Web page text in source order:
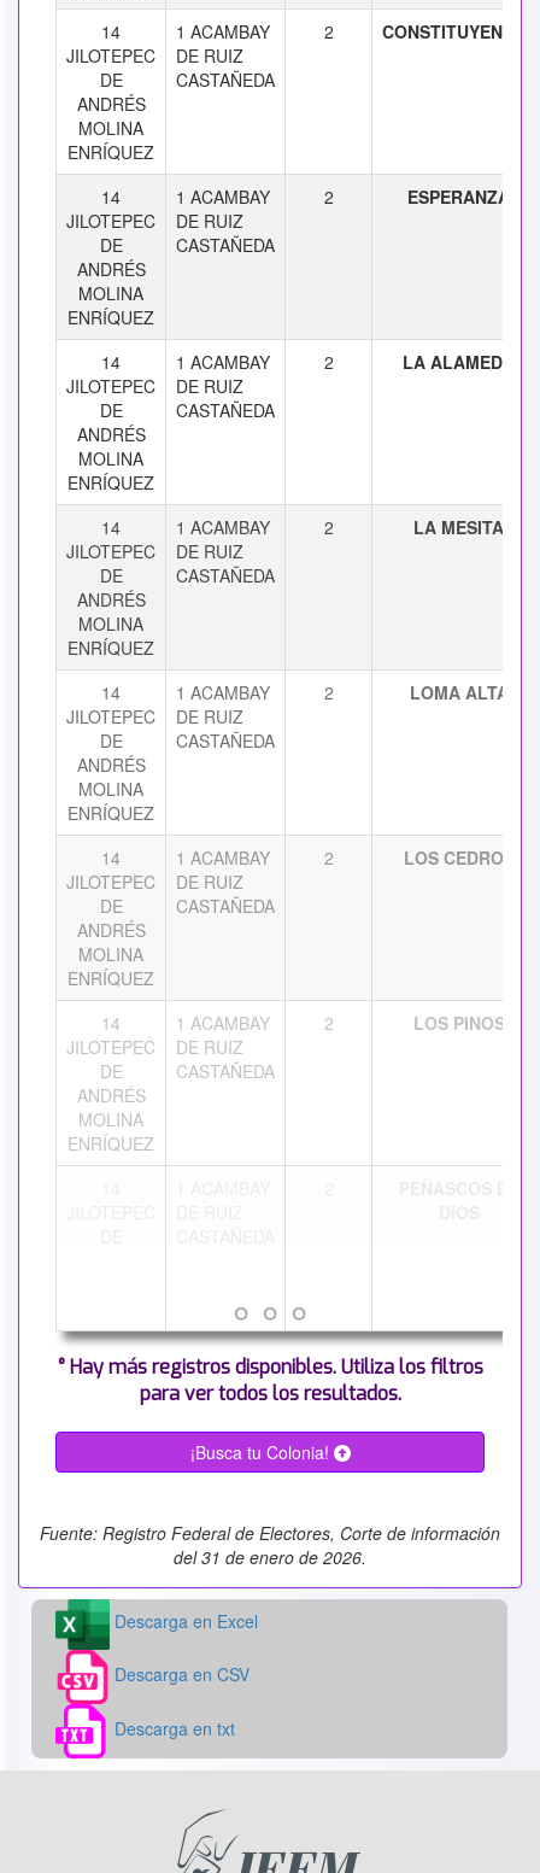
14
JILOTEPEC
DE
ANDRÉS
MOLINA
ENRÍQUEZ
1 ACAMBAY
DE RUIZ
CASTAÑEDA
2 CONSTITUYENTES
14
JILOTEPEC
DE
ANDRÉS
MOLINA
ENRÍQUEZ
1 ACAMBAY
DE RUIZ
CASTAÑEDA
2 ESPERANZA
14
JILOTEPEC
DE
ANDRÉS
MOLINA
ENRÍQUEZ
1 ACAMBAY
DE RUIZ
CASTAÑEDA
2 LA ALAMEDA
14
JILOTEPEC
DE
ANDRÉS
MOLINA
ENRÍQUEZ
1 ACAMBAY
DE RUIZ
CASTAÑEDA
2 LA MESITA
14
JILOTEPEC
DE
ANDRÉS
MOLINA
ENRÍQUEZ
1 ACAMBAY
DE RUIZ
CASTAÑEDA
2 LOMA ALTA
14
JILOTEPEC
DE
ANDRÉS
MOLINA
ENRÍQUEZ
1 ACAMBAY
DE RUIZ
CASTAÑEDA
2 LOS CEDROS
14
JILOTEPEC
DE
ANDRÉS
MOLINA
ENRÍQUEZ
1 ACAMBAY
DE RUIZ
CASTAÑEDA
2 LOS PINOS
° ° °
° Hay más registros disponibles. Utiliza los filtros
para ver todos los resultados.
¡Busca tu Colonia!
Fuente: Registro Federal de Electores, Corte de información
del 31 de enero de 2026.
Descarga en Excel
Descarga en CSV
Descarga en txt